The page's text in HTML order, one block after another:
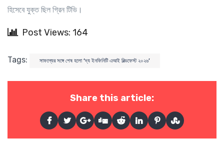
হিসেবে যুক্ত ছিল গ্রিন টিভি।
Post Views: 164
Tags: সাফল্যের সঙ্গে শেষ হলো ‘দ্য ইনফিনিটি এআই বিল্ডফেস্ট ২০২৬’
Share this article: